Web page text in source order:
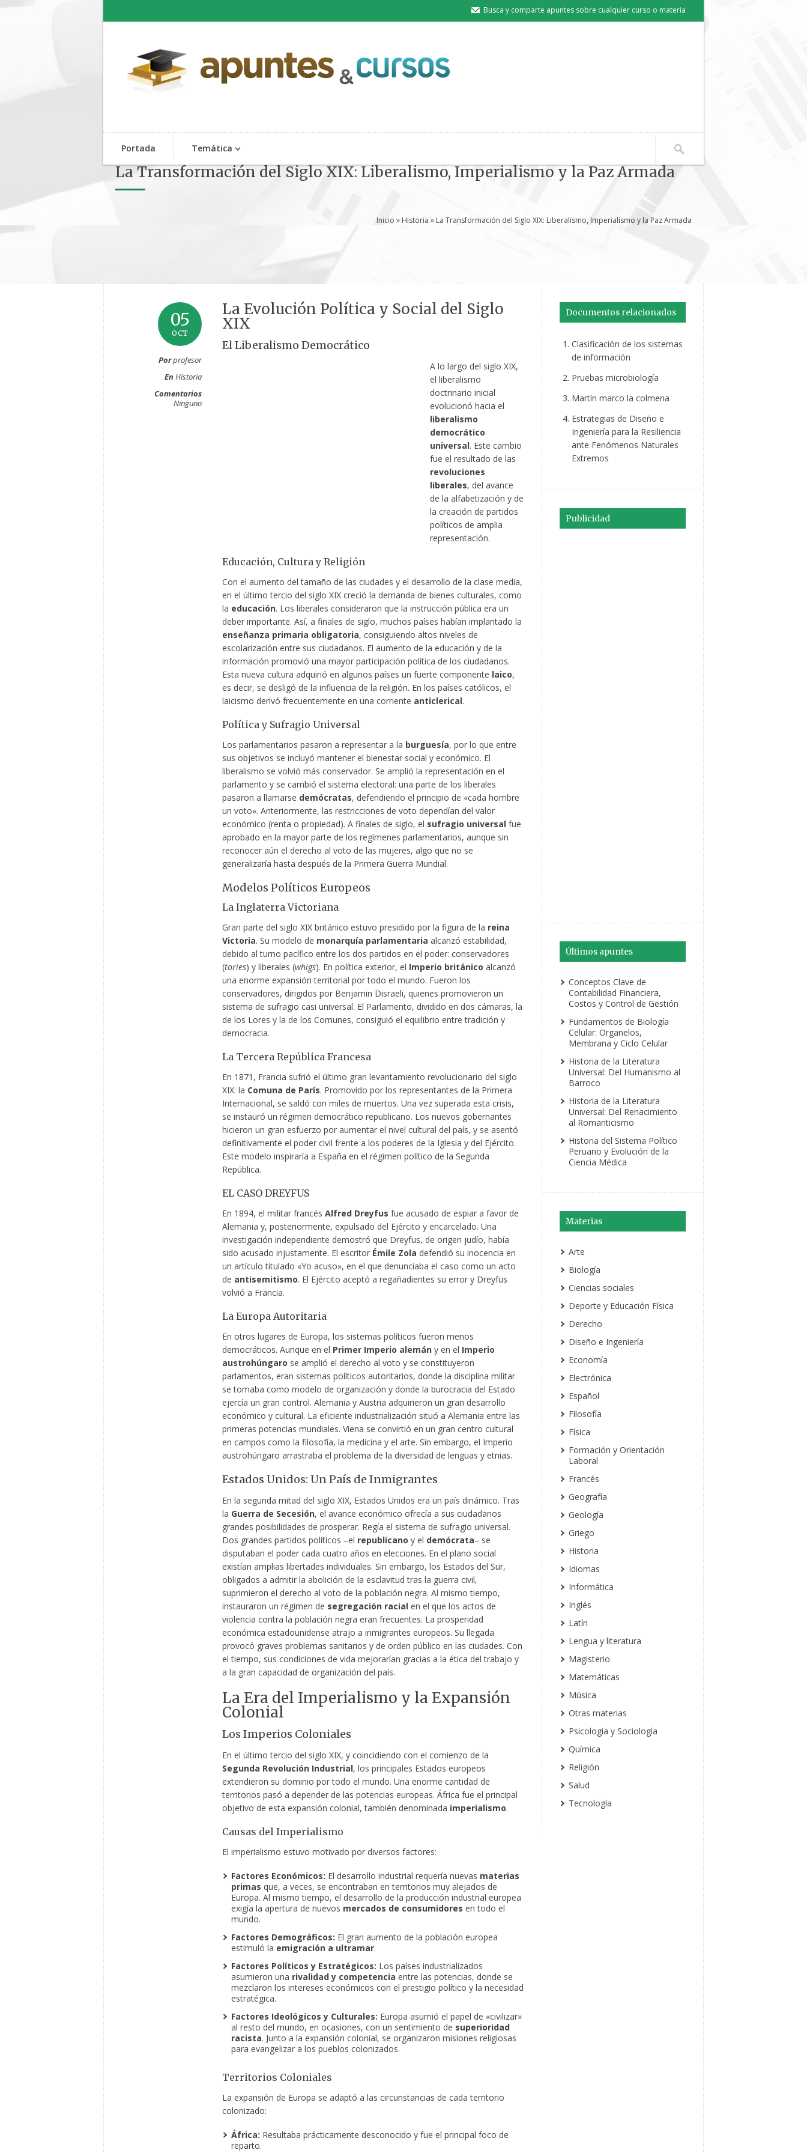
Busca y comparte apuntes sobre cualquier curso o materia
Portada Temática
La Transformación del Siglo XIX: Liberalismo, Imperialismo y la Paz Armada
Inicio » Historia » La Transformación del Siglo XIX: Liberalismo, Imperialismo y la Paz Armada
05
OCT
Porprofesor
EnHistoria
Comentarios
Ninguno
La Evolución Política y Social del Siglo
XIX
El Liberalismo Democrático
A lo largo del siglo XIX,
el liberalismo
doctrinario inicial
evolucionó hacia el
liberalismo
democrático
universal. Este cambio
fue el resultado de las
revoluciones
liberales, del avance
de la alfabetización y de
la creación de partidos
políticos de amplia
representación.
Educación, Cultura y Religión
Con el aumento del tamaño de las ciudades y el desarrollo de la clase media,
en el último tercio del siglo XIX creció la demanda de bienes culturales, como
la educación. Los liberales consideraron que la instrucción pública era un
deber importante. Así, a finales de siglo, muchos países habían implantado la
enseñanza primaria obligatoria, consiguiendo altos niveles de
escolarización entre sus ciudadanos. El aumento de la educación y de la
información promovió una mayor participación política de los ciudadanos.
Esta nueva cultura adquirió en algunos países un fuerte componente laico,
es decir, se desligó de la influencia de la religión. En los países católicos, el
laicismo derivó frecuentemente en una corriente anticlerical.
Política y Sufragio Universal
Los parlamentarios pasaron a representar a la burguesía, por lo que entre
sus objetivos se incluyó mantener el bienestar social y económico. El
liberalismo se volvió más conservador. Se amplió la representación en el
parlamento y se cambió el sistema electoral: una parte de los liberales
pasaron a llamarse demócratas, defendiendo el principio de «cada hombre
un voto». Anteriormente, las restricciones de voto dependían del valor
económico (renta o propiedad). A finales de siglo, el sufragio universalfue
aprobado en la mayor parte de los regímenes parlamentarios, aunque sin
reconocer aún el derecho al voto de las mujeres, algo que no se
generalizaría hasta después de la Primera Guerra Mundial.
Modelos Políticos Europeos
La Inglaterra Victoriana
Gran parte del siglo XIX británico estuvo presidido por la figura de la reina
Victoria. Su modelo de monarquía parlamentaria alcanzó estabilidad,
debido al turno pacífico entre los dos partidos en el poder: conservadores
(tories) y liberales (whigs). En política exterior, el Imperio británico alcanzó
una enorme expansión territorial por todo el mundo. Fueron los
conservadores, dirigidos por Benjamin Disraeli, quienes promovieron un
sistema de sufragio casi universal. El Parlamento, dividido en dos cámaras, la
de los Lores y la de los Comunes, consiguió el equilibrio entre tradición y
democracia.
La Tercera República Francesa
En 1871, Francia sufrió el último gran levantamiento revolucionario del siglo
XIX: la Comuna de París. Promovido por los representantes de la Primera
Internacional, se saldó con miles de muertos. Una vez superada esta crisis,
se instauró un régimen democrático republicano. Los nuevos gobernantes
hicieron un gran esfuerzo por aumentar el nivel cultural del país, y se asentó
definitivamente el poder civil frente a los poderes de la Iglesia y del Ejército.
Este modelo inspiraría a España en el régimen político de la Segunda
República.
EL CASO DREYFUS
En 1894, el militar francés Alfred Dreyfus fue acusado de espiar a favor de
Alemania y, posteriormente, expulsado del Ejército y encarcelado. Una
investigación independiente demostró que Dreyfus, de origen judío, había
sido acusado injustamente. El escritor Émile Zola defendió su inocencia en
un artículo titulado «Yo acuso», en el que denunciaba el caso como un acto
de antisemitismo. El Ejército aceptó a regañadientes su error y Dreyfus
volvió a Francia.
La Europa Autoritaria
En otros lugares de Europa, los sistemas políticos fueron menos
democráticos. Aunque en el Primer Imperio alemány en el Imperio
austrohúngaro se amplió el derecho al voto y se constituyeron
parlamentos, eran sistemas políticos autoritarios, donde la disciplina militar
se tomaba como modelo de organización y donde la burocracia del Estado
ejercía un gran control. Alemania y Austria adquirieron un gran desarrollo
económico y cultural. La eficiente industrialización situó a Alemania entre las
primeras potencias mundiales. Viena se convirtió en un gran centro cultural
en campos como la filosofía, la medicina y el arte. Sin embargo, el Imperio
austrohúngaro arrastraba el problema de la diversidad de lenguas y etnias.
Estados Unidos: Un País de Inmigrantes
En la segunda mitad del siglo XIX, Estados Unidos era un país dinámico. Tras
la Guerra de Secesión, el avance económico ofrecía a sus ciudadanos
grandes posibilidades de prosperar. Regía el sistema de sufragio universal.
Dos grandes partidos políticos –el republicano y el demócrata– se
disputaban el poder cada cuatro años en elecciones. En el plano social
existían amplias libertades individuales. Sin embargo, los Estados del Sur,
obligados a admitir la abolición de la esclavitud tras la guerra civil,
suprimieron el derecho al voto de la población negra. Al mismo tiempo,
instauraron un régimen de segregación racialen el que los actos de
violencia contra la población negra eran frecuentes. La prosperidad
económica estadounidense atrajo a inmigrantes europeos. Su llegada
provocó graves problemas sanitarios y de orden público en las ciudades. Con
el tiempo, sus condiciones de vida mejorarían gracias a la ética del trabajo y
a la gran capacidad de organización del país.
La Era del Imperialismo y la Expansión
Colonial
Los Imperios Coloniales
En el último tercio del siglo XIX, y coincidiendo con el comienzo de la
Segunda Revolución Industrial, los principales Estados europeos
extendieron su dominio por todo el mundo. Una enorme cantidad de
territorios pasó a depender de las potencias europeas. África fue el principal
objetivo de esta expansión colonial, también denominada imperialismo.
Causas del Imperialismo
El imperialismo estuvo motivado por diversos factores:
Factores Económicos: El desarrollo industrial requería nuevas materias
primas que, a veces, se encontraban en territorios muy alejados de
Europa. Al mismo tiempo, el desarrollo de la producción industrial europea
exigía la apertura de nuevos mercados de consumidores en todo el
mundo.
Factores Demográficos: El gran aumento de la población europea
estimuló la emigración a ultramar.
Factores Políticos y Estratégicos: Los países industrializados
asumieron una rivalidad y competencia entre las potencias, donde se
mezclaron los intereses económicos con el prestigio político y la necesidad
estratégica.
Factores Ideológicos y Culturales: Europa asumió el papel de «civilizar»
al resto del mundo, en ocasiones, con un sentimiento de superioridad
racista. Junto a la expansión colonial, se organizaron misiones religiosas
para evangelizar a los pueblos colonizados.
Territorios Coloniales
La expansión de Europa se adaptó a las circunstancias de cada territorio
colonizado:
África: Resultaba prácticamente desconocido y fue el principal foco de
reparto.
Documentos relacionados
Clasificación de los sistemas
de información
Pruebas microbiología
Martín marco la colmena
Estrategias de Diseño e
Ingeniería para la Resiliencia
ante Fenómenos Naturales
Extremos
Publicidad
Últimos apuntes
Conceptos Clave de
Contabilidad Financiera,
Costos y Control de Gestión
Fundamentos de Biología
Celular: Organelos,
Membrana y Ciclo Celular
Historia de la Literatura
Universal: Del Humanismo al
Barroco
Historia de la Literatura
Universal: Del Renacimiento
al Romanticismo
Historia del Sistema Político
Peruano y Evolución de la
Ciencia Médica
Materias
Arte
Biología
Ciencias sociales
Deporte y Educación Física
Derecho
Diseño e Ingeniería
Economía
Electrónica
Español
Filosofía
Física
Formación y Orientación
Laboral
Francés
Geografía
Geología
Griego
Historia
Idiomas
Informática
Inglés
Latín
Lengua y literatura
Magisterio
Matemáticas
Música
Otras materias
Psicología y Sociología
Química
Religión
Salud
Tecnología